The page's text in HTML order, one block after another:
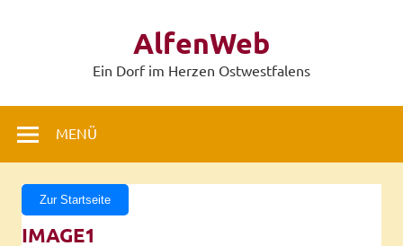
AlfenWeb
Ein Dorf im Herzen Ostwestfalens
MENÜ
Zur Startseite
IMAGE1